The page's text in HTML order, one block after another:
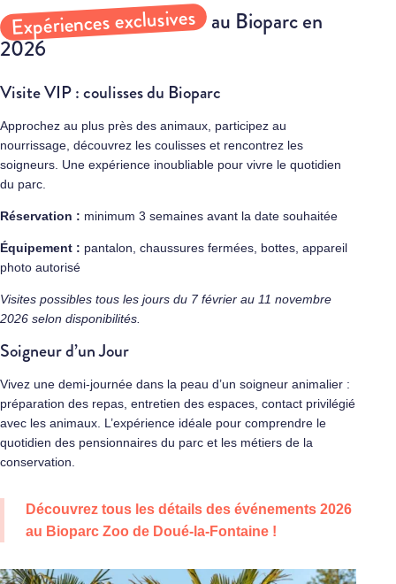
Expériences exclusives au Bioparc en
2026
Visite VIP : coulisses du Bioparc
Approchez au plus près des animaux, participez au
nourrissage, découvrez les coulisses et rencontrez les
soigneurs. Une expérience inoubliable pour vivre le quotidien
du parc.
Réservation : minimum 3 semaines avant la date souhaitée
Équipement : pantalon, chaussures fermées, bottes, appareil
photo autorisé
Visites possibles tous les jours du 7 février au 11 novembre
2026 selon disponibilités.
Soigneur d’un Jour
Vivez une demi-journée dans la peau d’un soigneur animalier :
préparation des repas, entretien des espaces, contact privilégié
avec les animaux. L’expérience idéale pour comprendre le
quotidien des pensionnaires du parc et les métiers de la
conservation.
Découvrez tous les détails des événements 2026
au Bioparc Zoo de Doué-la-Fontaine !